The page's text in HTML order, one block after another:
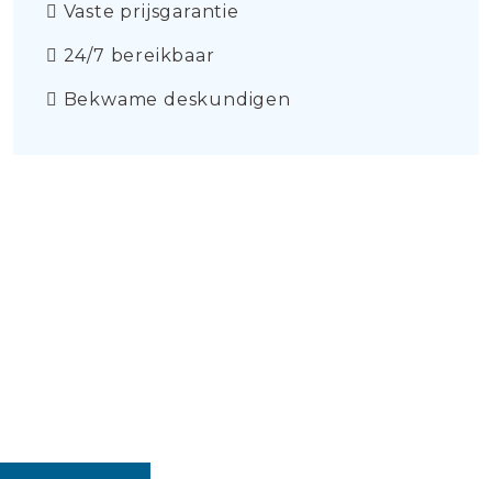
Vaste prijsgarantie
24/7 bereikbaar
Bekwame deskundigen